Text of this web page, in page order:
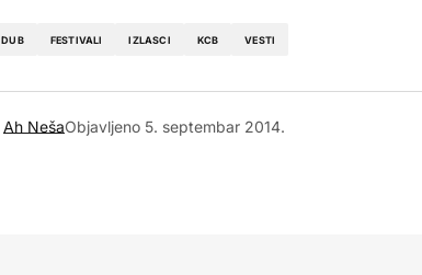
DUB FESTIVALI IZLASCI KCB VESTI
Ah NešaObjavljeno 5. septembar 2014.